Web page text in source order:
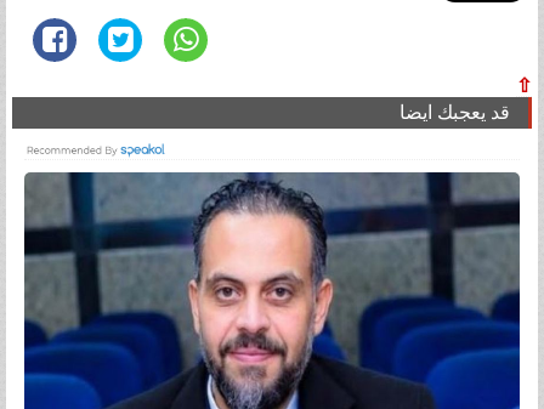
⇧
قد يعجبك ايضا